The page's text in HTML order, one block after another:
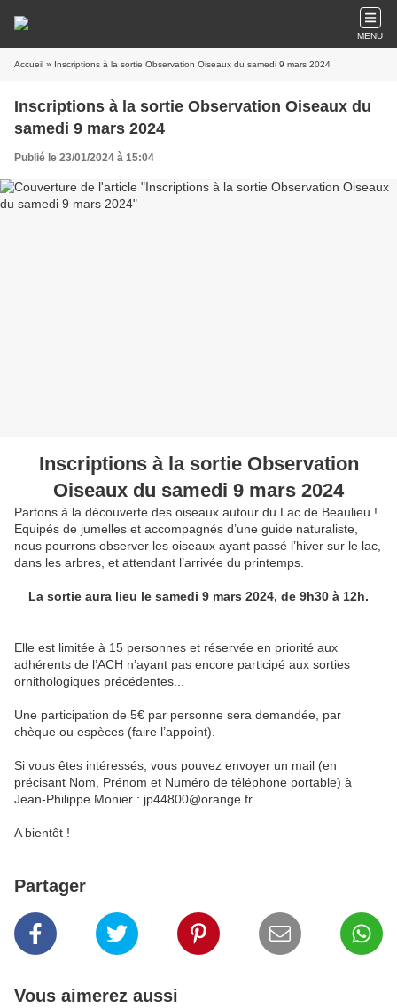
MENU
Accueil » Inscriptions à la sortie Observation Oiseaux du samedi 9 mars 2024
Inscriptions à la sortie Observation Oiseaux du
samedi 9 mars 2024
Publié le 23/01/2024 à 15:04
Inscriptions à la sortie Observation
Oiseaux du samedi 9 mars 2024
Partons à la découverte des oiseaux autour du Lac de Beaulieu !
Equipés de jumelles et accompagnés d’une guide naturaliste,
nous pourrons observer les oiseaux ayant passé l’hiver sur le lac,
dans les arbres, et attendant l’arrivée du printemps.
La sortie aura lieu le samedi 9 mars 2024, de 9h30 à 12h.
Elle est limitée à 15 personnes et réservée en priorité aux
adhérents de l’ACH n’ayant pas encore participé aux sorties
ornithologiques précédentes...
Une participation de 5€ par personne sera demandée, par
chèque ou espèces (faire l’appoint).
Si vous êtes intéressés, vous pouvez envoyer un mail (en
précisant Nom, Prénom et Numéro de téléphone portable) à
Jean-Philippe Monier : jp44800@orange.fr
A bientôt !
Partager
Vous aimerez aussi